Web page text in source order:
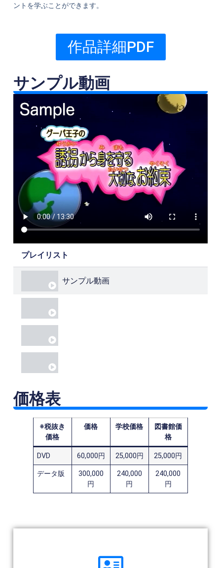
ントを学ぶことができます。
作品詳細PDF
サンプル動画
プレイリスト
サンプル動画
価格表
※税抜き
価格
価格 学校価格
図書館価
格
DVD 60,000円 25,000円 25,000円
データ版
300,000
円
240,000
円
240,000
円